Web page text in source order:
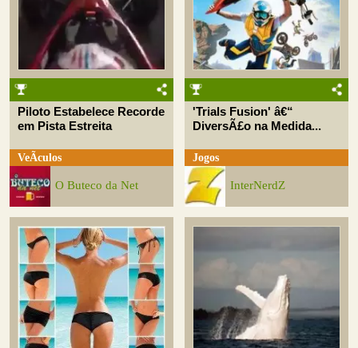
Piloto Estabelece Recorde
em Pista Estreita
VeÃ­culos
O Buteco da Net
'Trials Fusion' â€“
DiversÃ£o na Medida...
Jogos
InterNerdZ